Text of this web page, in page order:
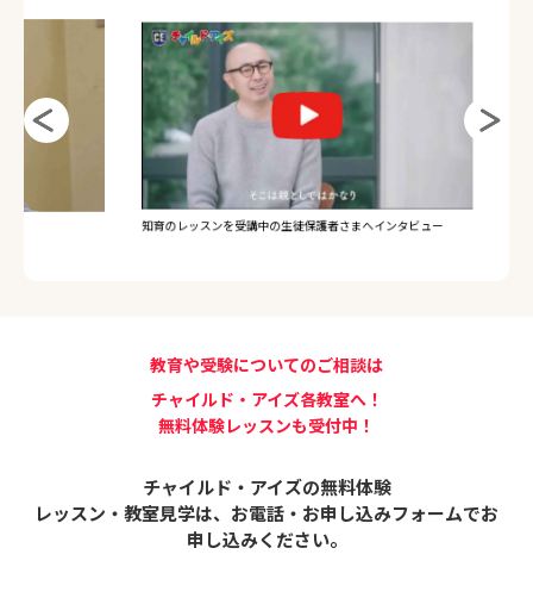
知育のレッスンを受講中の生徒保護者さまへインタビュー
教育や受験についてのご相談は
チャイルド・アイズ各教室へ！
無料体験レッスンも受付中！
チャイルド・アイズの無料体験
レッスン・教室見学は、 お電話・お申し込みフォームでお
申し込みください。